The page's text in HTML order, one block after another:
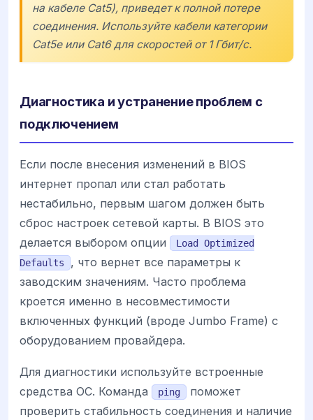
на кабеле Cat5), приведет к полной потере
соединения. Используйте кабели категории
Cat5e или Cat6 для скоростей от 1 Гбит/с.
Диагностика и устранение проблем с
подключением
Если после внесения изменений в BIOS
интернет пропал или стал работать
нестабильно, первым шагом должен быть
сброс настроек сетевой карты. В BIOS это
делается выбором опции
Load Optimized
Defaults
, что вернет все параметры к
заводским значениям. Часто проблема
кроется именно в несовместимости
включенных функций (вроде Jumbo Frame) с
оборудованием провайдера.
Для диагностики используйте встроенные
средства ОС. Команда
ping
поможет
проверить стабильность соединения и наличие